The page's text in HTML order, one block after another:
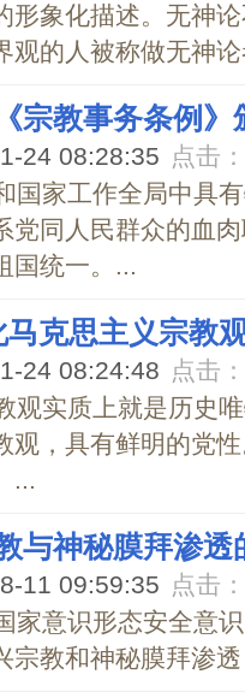
形象化描述。无神
观的人被称做无神
宗教事务条例
24 08:28:35 点击：
国家工作全局中具
党同人民群众的血
国统一。...
马克思主义宗教
24 08:24:48 点击：
观实质上就是历史
观，具有鲜明的党
...
与神秘膜拜渗透
11 09:59:35 点击：
家意识形态安全意
宗教和神秘膜拜渗